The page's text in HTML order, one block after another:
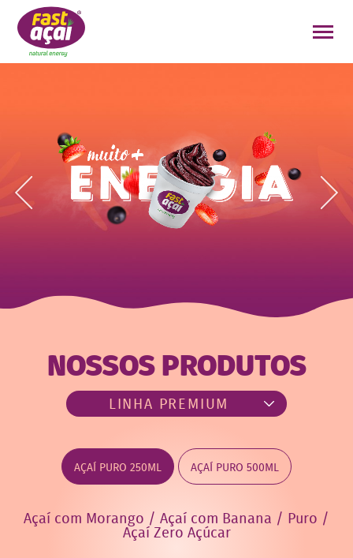
NOSSOS PRODUTOS
AÇAÍ PURO 250ML AÇAÍ PURO 500ML
Açaí com Morango / Açaí com Banana / Puro /
Açaí Zero Açúcar